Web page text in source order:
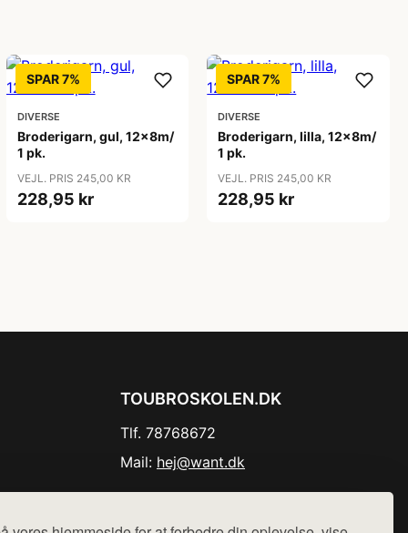
SPAR 7%
DIVERSE
Broderigarn, gul, 12x8m/
1 pk.
VEJL. PRIS 245,00 KR
228,95 kr
SPAR 7%
DIVERSE
Broderigarn, lilla, 12x8m/
1 pk.
VEJL. PRIS 245,00 KR
228,95 kr
TOUBROSKOLEN.DK
Tlf. 78768672
Mail: hej@want.dk